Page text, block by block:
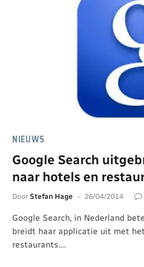
NIEUWS
Google Search
naar hotels en
Door Stefan Hage 26/04/2014
Google Search, in Nederland
breidt haar applicatie uit met
restaurants.…